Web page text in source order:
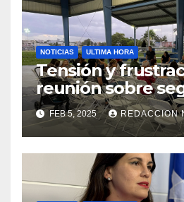
NOTICIAS ULTIMA HORA
Tensión y
reunión sobre
Reparto
FEB 5, 2025 REDACCION